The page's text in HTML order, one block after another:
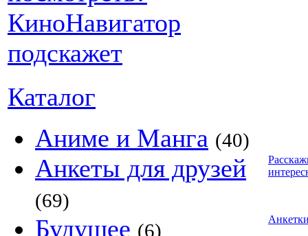
Каталог
Аниме и Манга (40)
Анкеты для друзей
(69)
Будущее (6)